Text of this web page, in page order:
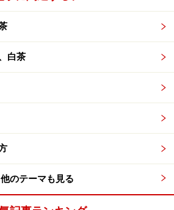
白茶
他のテーマも見る